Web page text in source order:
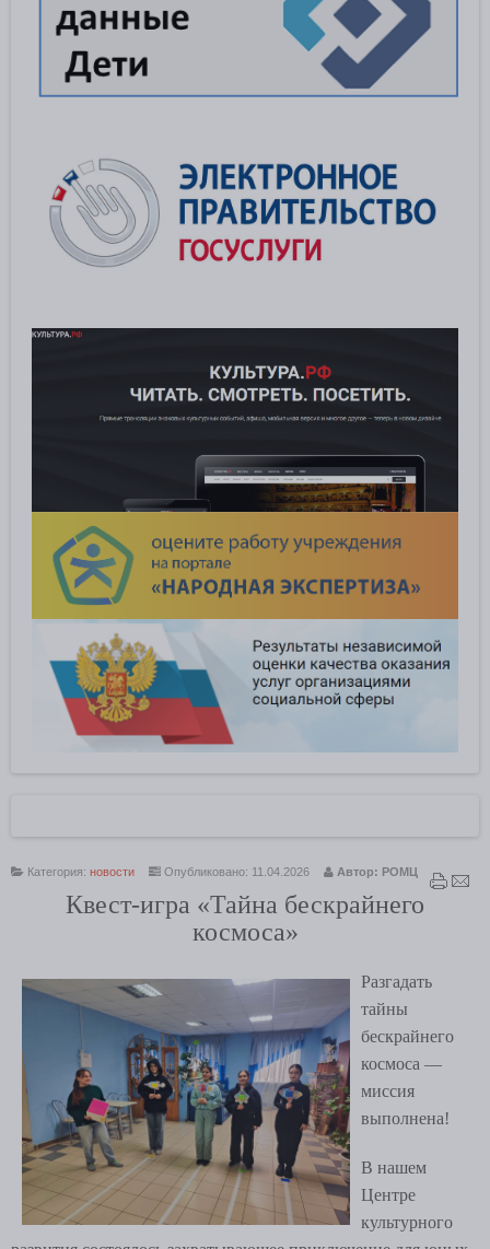
Категория: новости Опубликовано: 11.04.2026 Автор: РОМЦ
Квест‑игра «Тайна бескрайнего
космоса»
Разгадать
тайны
бескрайнего
космоса —
миссия
выполнена!
В нашем
Центре
культурного